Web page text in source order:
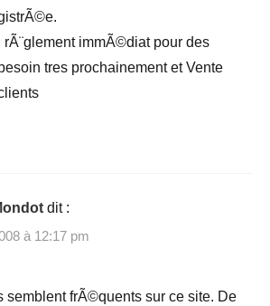
rÃ¨glement immÃ©diat pour des
tres prochainement et Vente
dit :
à 12:17 pm
semblent frÃ©quents sur ce site. De